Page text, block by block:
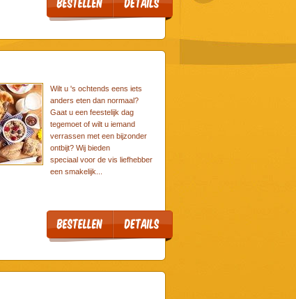
Wilt u 's ochtends eens iets
anders eten dan normaal?
Gaat u een feestelijk dag
tegemoet of wilt u iemand
verrassen met een bijzonder
ontbijt? Wij bieden
speciaal voor de vis liefhebber
een smakelijk...